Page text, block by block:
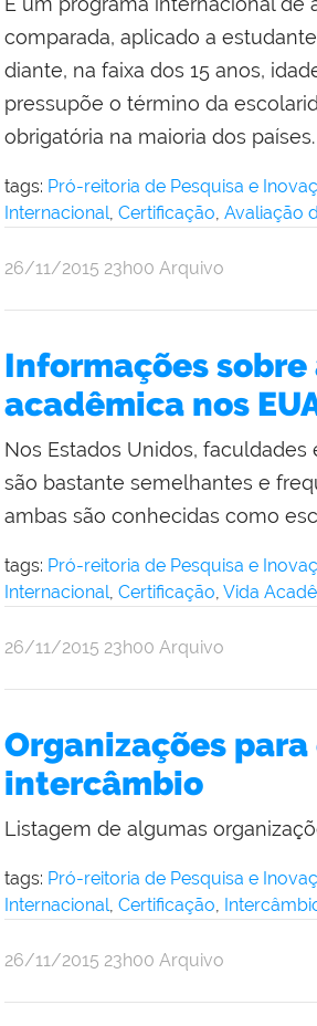
comparada, aplicado a
diante, na faixa dos 15 anos,
pressupõe o término da
obrigatória na maioria dos países.
tags: Pró-reitoria de Pesquisa e
Internacional, Certificação, Avaliação
por
Reitoria
publicado
26/11/2015 23h00 Arquivo
Informações sobre
acadêmica nos
Nos Estados Unidos, faculdades
são bastante semelhantes e
ambas são conhecidas como
tags: Pró-reitoria de Pesquisa e
Internacional, Certificação, Vida
por
Reitoria
publicado
26/11/2015 23h00 Arquivo
Organizações
intercâmbio
Listagem de algumas
tags: Pró-reitoria de Pesquisa e
Internacional, Certificação,
por
publicado
26/11/2015 23h00 Arquivo